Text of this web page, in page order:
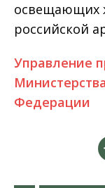
освещающих
российской
Управление
Федерации